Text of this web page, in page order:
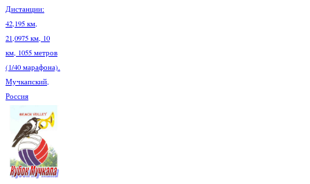
Дистанции:
42,195 км,
21,0975 км, 10
км, 1055 метров
(1/40 марафона).
Мучкапский,
Россия